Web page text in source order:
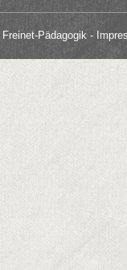
Pädagogik -